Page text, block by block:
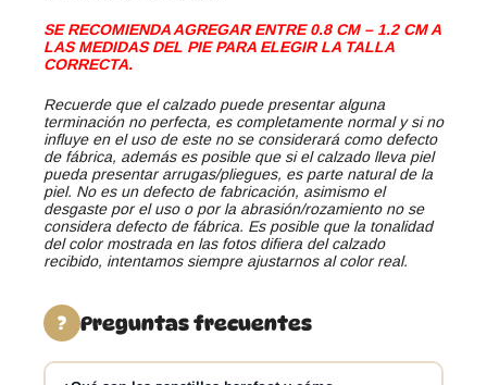
SE RECOMIENDA AGREGAR ENTRE 0.8 CM – 1.2 CM A
LAS MEDIDAS DEL PIE PARA ELEGIR LA TALLA
CORRECTA.
Recuerde que el calzado puede presentar alguna
terminación no perfecta, es completamente normal y si no
influye en el uso de este no se considerará como defecto
de fábrica, además es posible que si el calzado lleva piel
pueda presentar arrugas/pliegues, es parte natural de la
piel. No es un defecto de fabricación, asimismo el
desgaste por el uso o por la abrasión/rozamiento no se
considera defecto de fábrica. Es posible que la tonalidad
del color mostrada en las fotos difiera del calzado
recibido, intentamos siempre ajustarnos al color real.
? Preguntas frecuentes